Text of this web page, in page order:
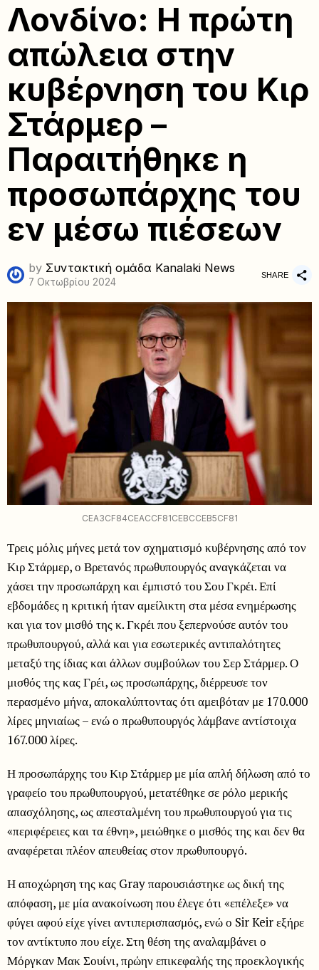
Λονδίνο: Η πρώτη
απώλεια στην
κυβέρνηση του Κιρ
Στάρμερ –
Παραιτήθηκε η
προσωπάρχης του
εν μέσω πιέσεων
by Συντακτική ομάδα Kanalaki News
7 Οκτωβρίου 2024
SHARE
CEA3CF84CEACCF81CEBCCEB5CF81
Τρεις μόλις μήνες μετά τον σχηματισμό κυβέρνησης από τον
Κιρ Στάρμερ, ο Βρετανός πρωθυπουργός αναγκάζεται να
χάσει την προσωπάρχη και έμπιστό του Σου Γκρέι. Επί
εβδομάδες η κριτική ήταν αμείλικτη στα μέσα ενημέρωσης
και για τον μισθό της κ. Γκρέι που ξεπερνούσε αυτόν του
πρωθυπουργού, αλλά και για εσωτερικές αντιπαλότητες
μεταξύ της ίδιας και άλλων συμβούλων του Σερ Στάρμερ. Ο
μισθός της κας Γρέι, ως προσωπάρχης, διέρρευσε τον
περασμένο μήνα, αποκαλύπτοντας ότι αμειβόταν με 170.000
λίρες μηνιαίως – ενώ ο πρωθυπουργός λάμβανε αντίστοιχα
167.000 λίρες.
Η προσωπάρχης του Κιρ Στάρμερ με μία απλή δήλωση από το
γραφείο του πρωθυπουργού, μετατέθηκε σε ρόλο μερικής
απασχόλησης, ως απεσταλμένη του πρωθυπουργού για τις
«περιφέρειες και τα έθνη», μειώθηκε ο μισθός της και δεν θα
αναφέρεται πλέον απευθείας στον πρωθυπουργό.
Η αποχώρηση της κας Gray παρουσιάστηκε ως δική της
απόφαση, με μία ανακοίνωση που έλεγε ότι «επέλεξε» να
φύγει αφού είχε γίνει αντιπερισπασμός, ενώ ο Sir Keir εξήρε
τον αντίκτυπο που είχε. Στη θέση της αναλαμβάνει ο
Μόργκαν Μακ Σουίνι, πρώην επικεφαλής της προεκλογικής